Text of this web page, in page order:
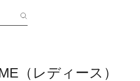
（レディース）